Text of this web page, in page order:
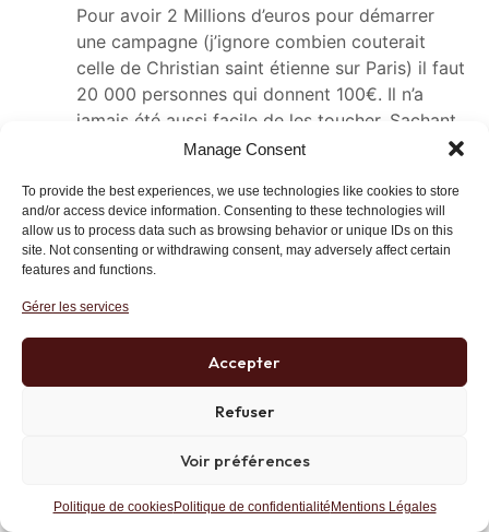
Manage Consent
To provide the best experiences, we use technologies like cookies to store
and/or access device information. Consenting to these technologies will
allow us to process data such as browsing behavior or unique IDs on this
site. Not consenting or withdrawing consent, may adversely affect certain
features and functions.
Gérer les services
Accepter
Refuser
Voir préférences
Politique de cookiesPolitique de confidentialité Mentions Légales
Pour avoir 2 Millions d’euros pour démarrer
une campagne (j’ignore combien couterait
celle de Christian saint étienne sur Paris) il faut
20 000 personnes qui donnent 100€. Il n’a
jamais été aussi facile de les toucher. Sachant
que l’on peut aller jusqu’à 7500€, il faudrait
Pour commencer vos bases de données
d’origine.
carnet d’adresse. au moins 20 personnes pour
quelqu’un d’impliqué.sans parler des rebonds.
– Société : Dunn & Bradstreet vous vendra
pour pas cher du tout la liste des société qui
siège est dans votre région et qui ont fait un
ai 7500 dans mon département.